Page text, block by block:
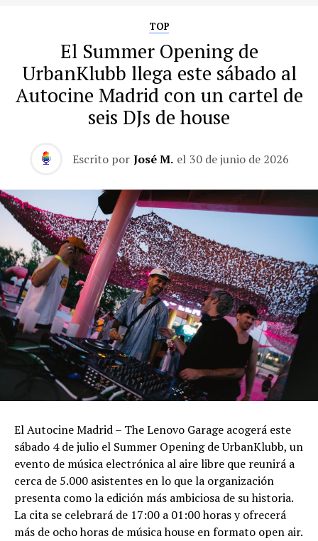
TOP
El Summer Opening de
UrbanKlubb llega este sábado al
Autocine Madrid con un cartel de
seis DJs de house
Escrito por José M. el 30 de junio de 2026
El Autocine Madrid – The Lenovo Garage acogerá este
sábado 4 de julio el Summer Opening de UrbanKlubb, un
evento de música electrónica al aire libre que reunirá a
cerca de 5.000 asistentes en lo que la organización
presenta como la edición más ambiciosa de su historia.
La cita se celebrará de 17:00 a 01:00 horas y ofrecerá
más de ocho horas de música house en formato open air.